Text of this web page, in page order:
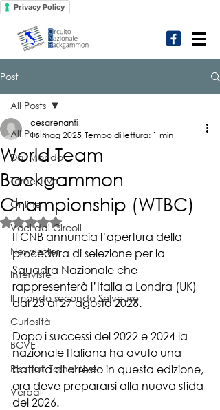
Privacy Policy
Post
All Posts
Dal Mondo
Tornei Live
Online
Voci dai Circoli
Newsletter
Interviste
Il mondo secondo Selveuse
Curiosità
BCVE
Risultati Tornei Live
Verbali
All Posts
World Team
Backgammon
Championship (WTBC)
cesarenanti
16 mag 2025 Tempo di lettura: 1 min
Valutazione NaN stelle su 5.
Il CNB annuncia l’apertura della
procedura di selezione per la
Squadra Nazionale che
rappresenterà l’Italia a Londra (UK)
dal 25 al 27 agosto 2026.
Dopo i successi del 2022 e 2024 la
nazionale Italiana ha avuto una
battuta di arresto in questa edizione,
ora deve prepararsi alla nuova sfida
del 2026.